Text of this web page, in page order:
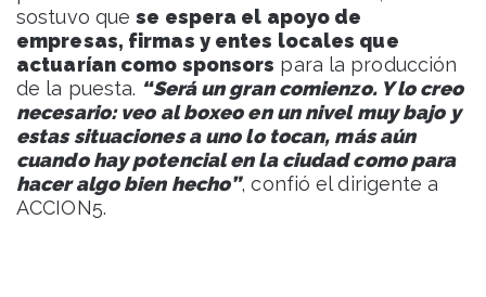
sostuvo quese espera el apoyo de
empresas, firmas y entes locales que
actuarían como sponsors para la producción
de la puesta. “Será un gran comienzo. Y lo creo
necesario: veo al boxeo en un nivel muy bajo y
estas situaciones a uno lo tocan, más aún
cuando hay potencial en la ciudad como para
hacer algo bien hecho”, confió el dirigente a
ACCION5.